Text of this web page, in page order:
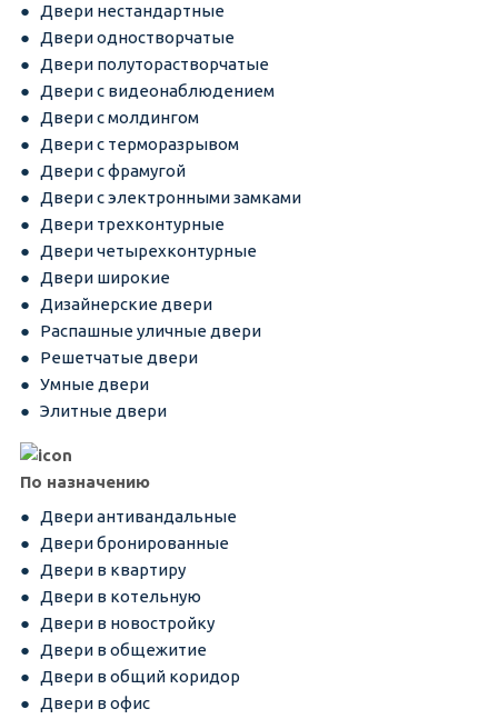
Двери нестандартные
Двери одностворчатые
Двери полуторастворчатые
Двери с видеонаблюдением
Двери с молдингом
Двери с терморазрывом
Двери с фрамугой
Двери с электронными замками
Двери трехконтурные
Двери четырехконтурные
Двери широкие
Дизайнерские двери
Распашные уличные двери
Решетчатые двери
Умные двери
Элитные двери
По назначению
Двери антивандальные
Двери бронированные
Двери в квартиру
Двери в котельную
Двери в новостройку
Двери в общежитие
Двери в общий коридор
Двери в офис